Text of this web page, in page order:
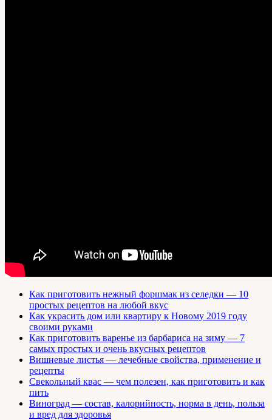
Как приготовить нежный форшмак из селедки — 10
простых рецептов на любой вкус
Как украсить дом или квартиру к Новому 2019 году
своими руками
Как приготовить варенье из барбариса на зиму — 7
самых простых и очень вкусных рецептов
Вишневые листья — лечебные свойства, применение и
рецепты
Свекольный квас — чем полезен, как приготовить и как
пить
Виноград — состав, калорийность, норма в день, польза
и вред для здоровья